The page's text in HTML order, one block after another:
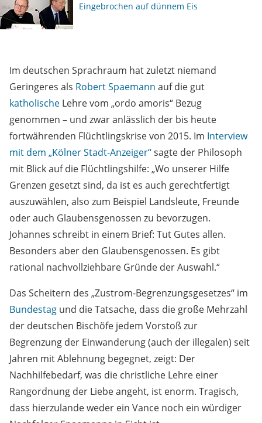
Eingebrochen auf dünnem Eis
Im deutschen Sprachraum hat zuletzt niemand
Geringeres als Robert Spaemann auf die gut
katholische Lehre vom „ordo amoris“ Bezug
genommen – und zwar anlässlich der bis heute
fortwährenden Flüchtlingskrise von 2015. Im Interview
mit dem „Kölner Stadt-Anzeiger“sagte der Philosoph
mit Blick auf die Flüchtlingshilfe: „Wo unserer Hilfe
Grenzen gesetzt sind, da ist es auch gerechtfertigt
auszuwählen, also zum Beispiel Landsleute, Freunde
oder auch Glaubensgenossen zu bevorzugen.
Johannes schreibt in einem Brief: Tut Gutes allen.
Besonders aber den Glaubensgenossen. Es gibt
rational nachvollziehbare Gründe der Auswahl.“
Das Scheitern des „Zustrom-Begrenzungsgesetzes“ im
Bundestag und die Tatsache, dass die große Mehrzahl
der deutschen Bischöfe jedem Vorstoß zur
Begrenzung der Einwanderung (auch der illegalen) seit
Jahren mit Ablehnung begegnet, zeigt: Der
Nachhilfebedarf, was die christliche Lehre einer
Rangordnung der Liebe angeht, ist enorm. Tragisch,
dass hierzulande weder ein Vance noch ein würdiger